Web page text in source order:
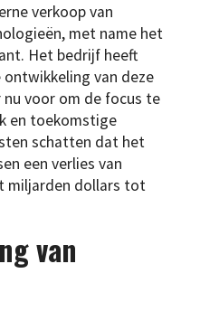
verkoop van
met name het
Het bedrijf heeft
van deze
voor om de focus te
en toekomstige
schatten dat het
een verlies van
miljarden dollars tot
van